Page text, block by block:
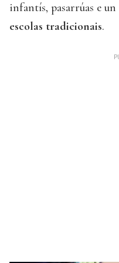
infantís, pasarrúas e un
escolas tradicionais.